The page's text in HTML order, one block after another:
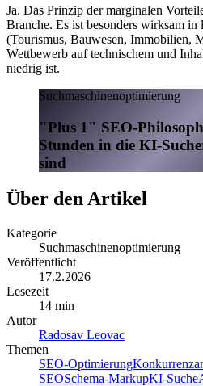
Ja. Das Prinzip der marginalen
Branche. Es ist besonders wirksam
(Tourismus, Bauwesen, Immobilien,
Wettbewerb auf technischem und
niedrig ist.
Suchmaschinenoptimierung
"Plus 1" SEO-
Stunden in die KI-
sind
Über den Artikel
Kategorie
Suchmaschinenoptimierung
Veröffentlicht
17.2.2026
Lesezeit
14 min
Autor
Radosav Leovac
Themen
SEO-Optimierung
SEOSchema-MarkupKI-Suche